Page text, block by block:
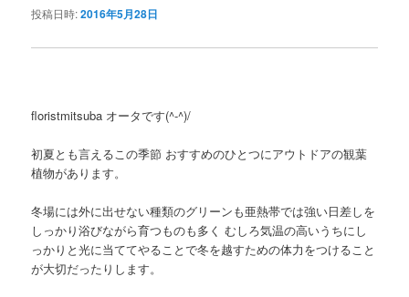
投稿日時:2016年5月28日
floristmitsuba オータです(^-^)/
初夏とも言えるこの季節 おすすめのひとつにアウトドアの観葉
植物があります。
冬場には外に出せない種類のグリーンも亜熱帯では強い日差しを
しっかり浴びながら育つものも多く むしろ気温の高いうちにし
っかりと光に当ててやることで冬を越すための体力をつけること
が大切だったりします。